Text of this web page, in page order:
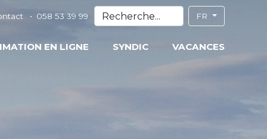
058 53 39 99 FR
EN LIGNE SYNDIC VACANCES